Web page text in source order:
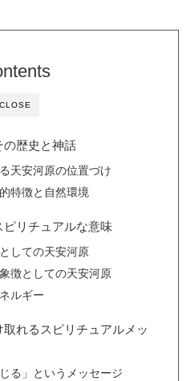
CLOSE
の歴史と神話
天安河原の位置づけ
特徴と自然環境
ピリチュアルな意味
しての天安河原
徴としての天安河原
ルギー
れるスピリチュアルメッ
る」というメッセージ